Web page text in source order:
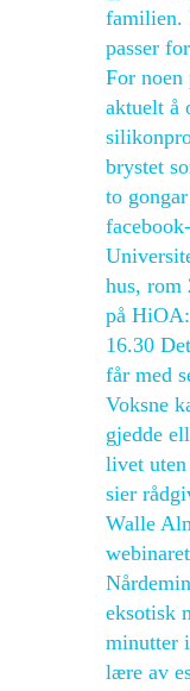
familien.
passer
For noen
aktuelt å
brystet
to
hus, rom
på
16.30
får med
Voksne
gjedde
livet
sier
Walle
eksotisk
minutter
lære av